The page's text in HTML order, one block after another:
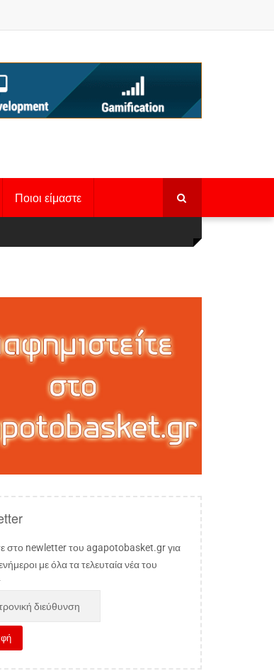
Ποιοι είμαστε
στο newletter του agapotobasket.gr για
με όλα τα τελευταία νέα του